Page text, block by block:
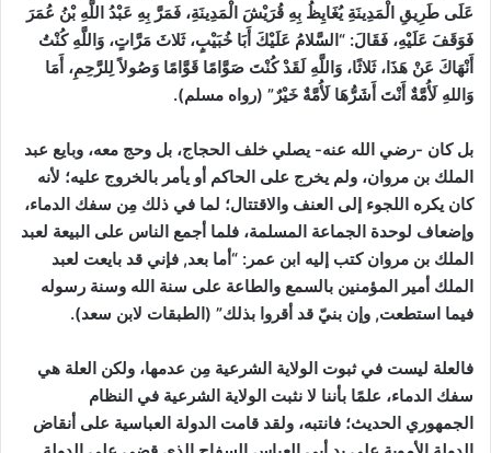
عَلَى طَرِيقِ الْمَدِينَةِ يُغَايِظُ بِهِ قُرَيْشَ الْمَدِينَةِ، فَمَرَّ بِهِ عَبْدُ اللَّهِ بْنُ عُمَرَ
فَوَقَفَ عَلَيْهِ، فَقَالَ: “السَّلامُ عَلَيْكَ أَبَا خُبَيْبٍ، ثَلاثَ مَرَّاتٍ، وَاللَّهِ كُنْتُ
أَنْهَاكَ عَنْ هَذَا، ثَلاثًا، وَاللَّهِ لَقَدْ كُنْتَ صَوَّامًا قَوَّامًا وَصُولاً لِلرَّحِمِ، أَمَا
وَاللهِ لَأُمَّةٌ أَنْتَ أَشَرُّهَا لَأُمَّةٌ خَيْرٌ” (رواه مسلم).
بل كان -رضي الله عنه- يصلي خلف الحجاج، بل وحج معه، وبايع عبد
الملك بن مروان، ولم يخرج على الحاكم أو يأمر بالخروج عليه؛ لأنه
كان يكره اللجوء إلى العنف والاقتتال؛ لما في ذلك مِن سفك الدماء،
وإضعاف لوحدة الجماعة المسلمة، فلما أجمع الناس على البيعة لعبد
الملك بن مروان كتب إليه ابن عمر: “أما بعد, فإني قد بايعت لعبد
الملك أمير المؤمنين بالسمع والطاعة على سنة الله وسنة رسوله
فيما استطعت, وإن بنيّ قد أقروا بذلك” (الطبقات لابن سعد).
فالعلة ليست في ثبوت الولاية الشرعية مِن عدمها، ولكن العلة هي
سفك الدماء، علمًا بأننا لا نثبت الولاية الشرعية في النظام
الجمهوري الحديث؛ فانتبه، ولقد قامت الدولة العباسية على أنقاض